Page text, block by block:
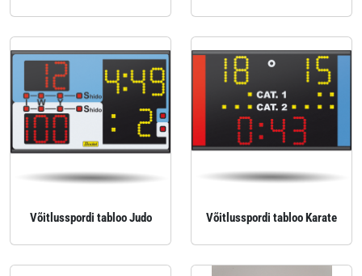
Võitlusspordi tabloo Judo Võitlusspordi tabloo Karate